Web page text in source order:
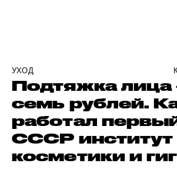
УХОД
Подтяжка
семь рублей.
работал
СССР институт
косметики и